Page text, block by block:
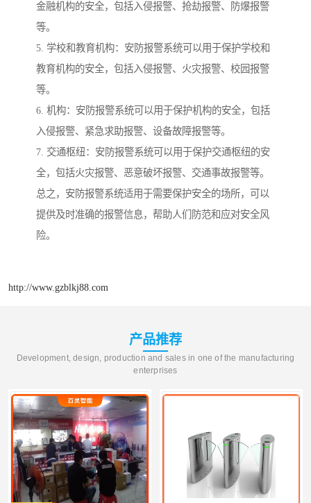
金融机构的安全，包括入侵报警、抢劫报警、防爆报警
等。
5. 学校和教育机构：安防报警系统可以用于保护学校和
教育机构的安全，包括入侵报警、火灾报警、校园报警
等。
6. 机构：安防报警系统可以用于保护机构的安全，包括
入侵报警、紧急求助报警、设备故障报警等。
7. 交通枢纽：安防报警系统可以用于保护交通枢纽的安
全，包括火灾报警、恶意破坏报警、交通事故报警等。
总之，安防报警系统适用于需要保护安全的场所，可以
提供及时准确的报警信息，帮助人们防范和应对安全风
险。
http://www.gzblkj88.com
产品推荐
Development, design, production and sales in one of the manufacturing
enterprises